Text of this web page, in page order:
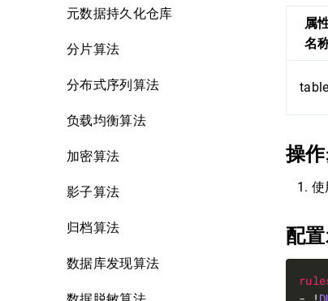
元数据持久化仓库
分片算法
分布式序列算法
负载均衡算法
加密算法
影子算法
归档算法
数据库发现算法
属
名
操
使
配